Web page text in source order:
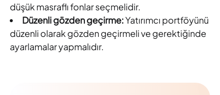
düşük masraflı fonlar seçmelidir.
Düzenli gözden geçirme:Yatırımcı portföyünü
düzenli olarak gözden geçirmeli ve gerektiğinde
ayarlamalar yapmalıdır.